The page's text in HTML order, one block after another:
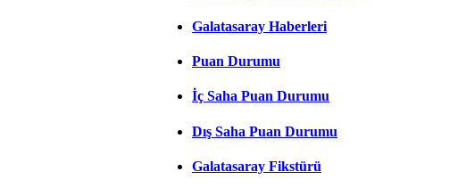
Galatasaray Haberleri
Puan Durumu
İç Saha Puan Durumu
Dış Saha Puan Durumu
Galatasaray Fikstürü